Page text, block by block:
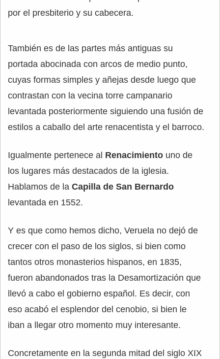
por el presbiterio y su cabecera.
También es de las partes más antiguas su
portada abocinada con arcos de medio punto,
cuyas formas simples y añejas desde luego que
contrastan con la vecina torre campanario
levantada posteriormente siguiendo una fusión de
estilos a caballo del arte renacentista y el barroco.
Igualmente pertenece al Renacimiento uno de
los lugares más destacados de la iglesia.
Hablamos de la Capilla de San Bernardo
levantada en 1552.
Y es que como hemos dicho, Veruela no dejó de
crecer con el paso de los siglos, si bien como
tantos otros monasterios hispanos, en 1835,
fueron abandonados tras la Desamortización que
llevó a cabo el gobierno español. Es decir, con
eso acabó el esplendor del cenobio, si bien le
iban a llegar otro momento muy interesante.
Concretamente en la segunda mitad del siglo XIX